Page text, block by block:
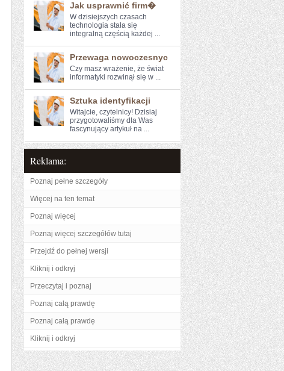
Jak usprawnić firm�
W⁣ dzisiejszych czasach
technologia stała się
integralną częścią każdej ...
Przewaga nowoczesnyc
Czy masz wrażenie, ⁢że świat
informatyki rozwinął ⁣się ​w⁣ ...
Sztuka identyfikacji
Witajcie, czytelnicy! Dzisiaj
przygotowaliśmy dla ⁣Was
fascynujący​ artykuł na ...
Reklama:
Poznaj pełne szczegóły
Więcej na ten temat
Poznaj więcej
Poznaj więcej szczegółów tutaj
Przejdź do pełnej wersji
Kliknij i odkryj
Przeczytaj i poznaj
Poznaj całą prawdę
Poznaj całą prawdę
Kliknij i odkryj